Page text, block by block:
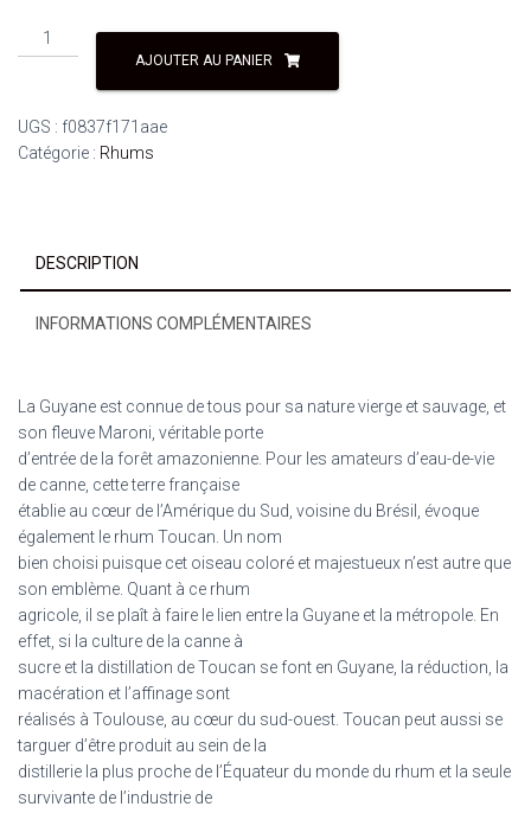
AJOUTER AU PANIER
UGS : f0837f171aae
Catégorie : Rhums
DESCRIPTION
INFORMATIONS COMPLÉMENTAIRES
La Guyane est connue de tous pour sa nature vierge et sauvage, et
son fleuve Maroni, véritable porte
d’entrée de la forêt amazonienne. Pour les amateurs d’eau-de-vie
de canne, cette terre française
établie au cœur de l’Amérique du Sud, voisine du Brésil, évoque
également le rhum Toucan. Un nom
bien choisi puisque cet oiseau coloré et majestueux n’est autre que
son emblème. Quant à ce rhum
agricole, il se plaît à faire le lien entre la Guyane et la métropole. En
effet, si la culture de la canne à
sucre et la distillation de Toucan se font en Guyane, la réduction, la
macération et l’affinage sont
réalisés à Toulouse, au cœur du sud-ouest. Toucan peut aussi se
targuer d’être produit au sein de la
distillerie la plus proche de l’Équateur du monde du rhum et la seule
survivante de l’industrie de